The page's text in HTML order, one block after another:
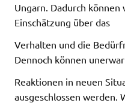
Ungarn. Dadurch
Einschätzung über das
Verhalten und die
Dennoch können
Reaktionen in neuen
ausgeschlossen werden.